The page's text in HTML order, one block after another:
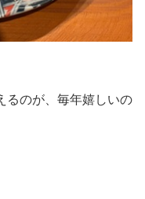
るのが、毎年嬉しいの